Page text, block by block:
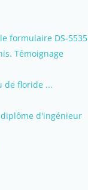
formulaire DS-5535
Témoignage
de floride ...
d'ingénieur